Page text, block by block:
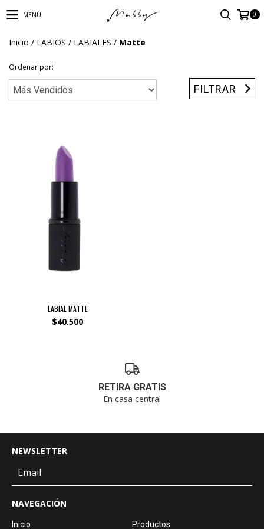
MENÚ 0
Inicio / LABIOS / LABIALES / Matte
Ordenar por:
FILTRAR
LABIAL MATTE
$40.500
RETIRA GRATIS
En casa central
NEWSLETTER
NAVEGACIÓN
Inicio Productos